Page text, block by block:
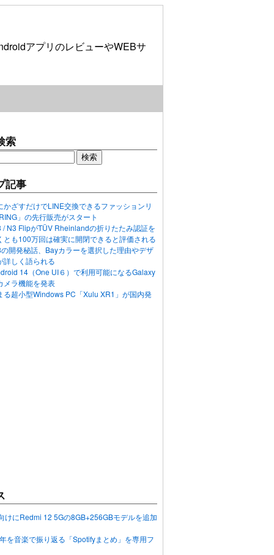
アプリのレビューやWEBサ
索
記事
かざすだけでLINE交換できるファッションリ
」の先行販売がスタート
/ N3 FlipがTÜV Rheinlandの折りたたみ認証を
とも100万回は確実に開閉できると評価される
開発秘話、Bayカラーを選択した理由やデザ
詳しく語られる
14（One UI６）で利用可能になるGalaxy
メラ機能を発表
る超小型Windows PC「Xulu XR1」が国内発
けにRedmi 12 5Gの8GB+256GBモデルを追加
を音楽で振り返る「Spotifyまとめ」を専用フ